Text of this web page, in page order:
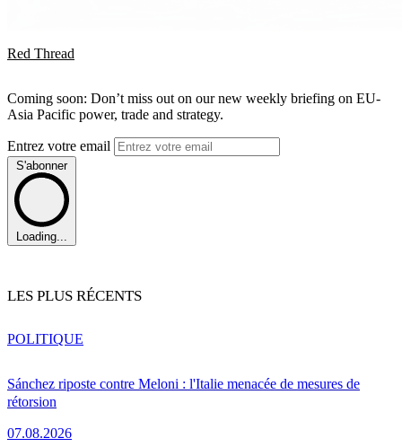
Red Thread
Coming soon: Don’t miss out on our new weekly briefing on EU-
Asia Pacific power, trade and strategy.
Entrez votre email
S'abonner
Loading...
LES PLUS RÉCENTS
Sánchez riposte contre Meloni : l'Italie menacée de mesures de
rétorsion
07.08.2026
POLITIQUE